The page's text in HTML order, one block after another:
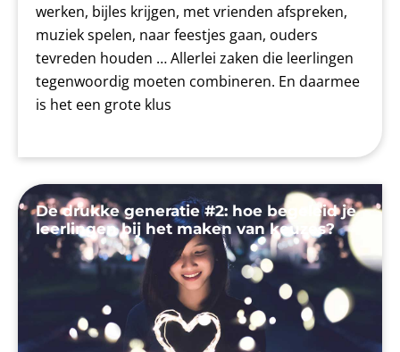
werken, bijles krijgen, met vrienden afspreken,
muziek spelen, naar feestjes gaan, ouders
tevreden houden … Allerlei zaken die leerlingen
tegenwoordig moeten combineren. En daarmee
is het een grote klus
De drukke generatie #2: hoe begeleid je
leerlingen bij het maken van keuzes?